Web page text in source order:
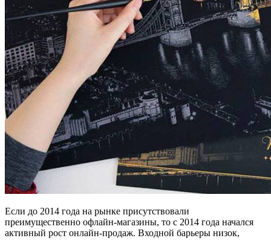
Если до 2014 года на рынке присутствовали
преимущественно офлайн-магазины, то с 2014 года начался
активный рост онлайн-продаж. Входной барьеры низок,